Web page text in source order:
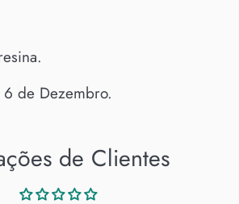
de Dezembro.
de Clientes